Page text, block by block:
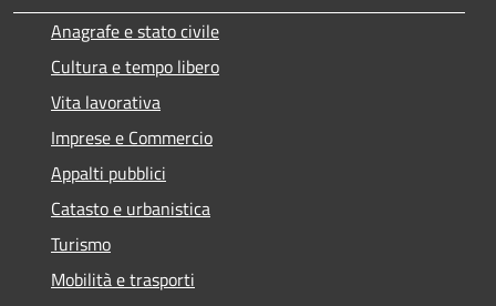
Anagrafe e stato civile
Cultura e tempo libero
Vita lavorativa
Imprese e Commercio
Appalti pubblici
Catasto e urbanistica
Turismo
Mobilità e trasporti